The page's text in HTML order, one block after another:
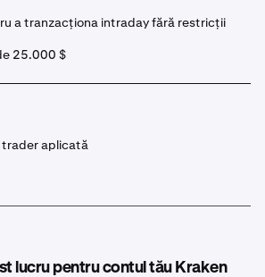
a tranzacționa intraday fără restricții
25.000 $
aplicată
lucru pentru contul tău Kraken